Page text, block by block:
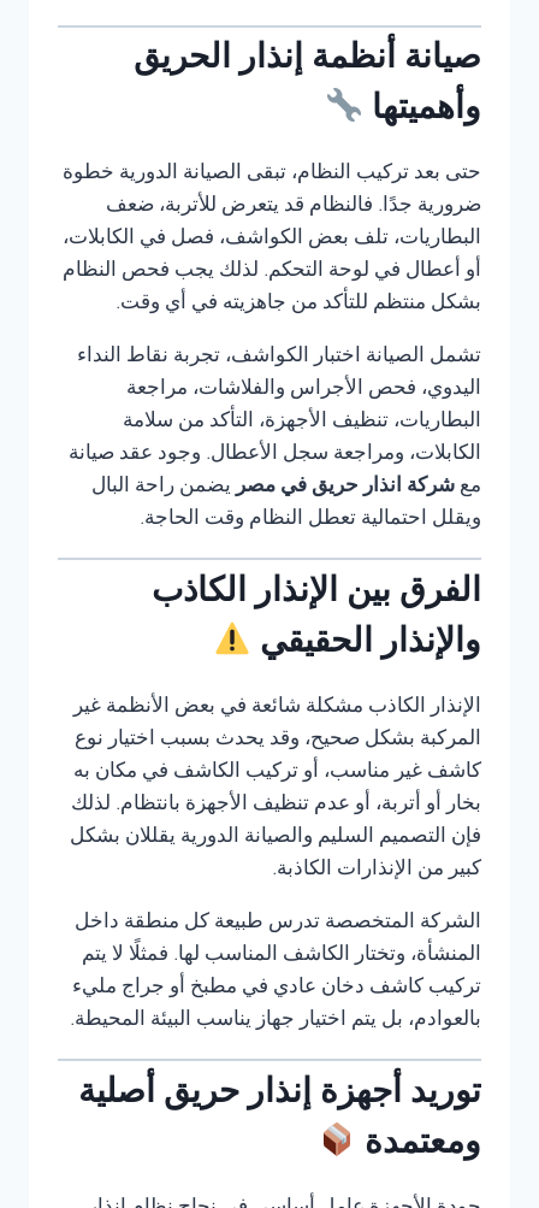
صيانة أنظمة إنذار الحريق
وأهميتها
حتى بعد تركيب النظام، تبقى الصيانة الدورية خطوة
ضرورية جدًا. فالنظام قد يتعرض للأتربة، ضعف
البطاريات، تلف بعض الكواشف، فصل في الكابلات،
أو أعطال في لوحة التحكم. لذلك يجب فحص النظام
بشكل منتظم للتأكد من جاهزيته في أي وقت.
تشمل الصيانة اختبار الكواشف، تجربة نقاط النداء
اليدوي، فحص الأجراس والفلاشات، مراجعة
البطاريات، تنظيف الأجهزة، التأكد من سلامة
الكابلات، ومراجعة سجل الأعطال. وجود عقد صيانة
مع شركة انذار حريق في مصريضمن راحة البال
ويقلل احتمالية تعطل النظام وقت الحاجة.
الفرق بين الإنذار الكاذب
والإنذار الحقيقي
الإنذار الكاذب مشكلة شائعة في بعض الأنظمة غير
المركبة بشكل صحيح، وقد يحدث بسبب اختيار نوع
كاشف غير مناسب، أو تركيب الكاشف في مكان به
بخار أو أتربة، أو عدم تنظيف الأجهزة بانتظام. لذلك
فإن التصميم السليم والصيانة الدورية يقللان بشكل
كبير من الإنذارات الكاذبة.
الشركة المتخصصة تدرس طبيعة كل منطقة داخل
المنشأة، وتختار الكاشف المناسب لها. فمثلًا لا يتم
تركيب كاشف دخان عادي في مطبخ أو جراج مليء
بالعوادم، بل يتم اختيار جهاز يناسب البيئة المحيطة.
توريد أجهزة إنذار حريق أصلية
ومعتمدة